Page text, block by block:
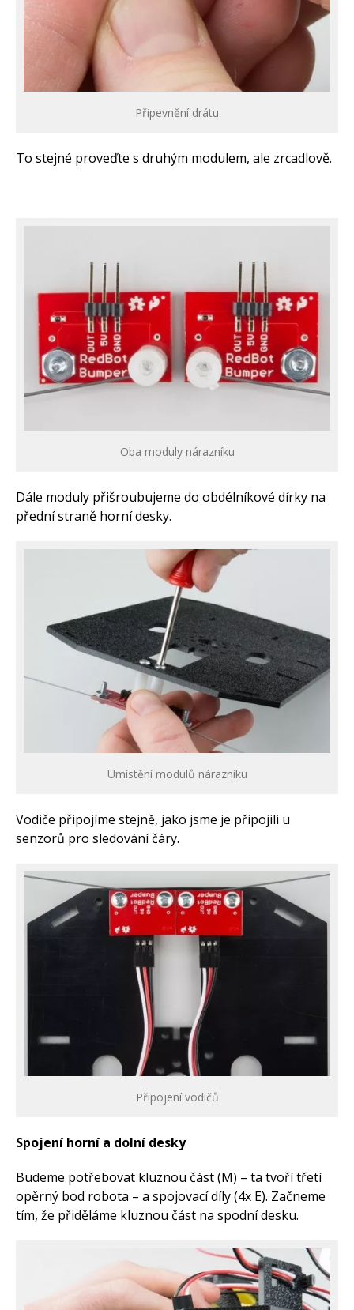
Připevnění drátu
To stejné proveďte s druhým modulem, ale zrcadlově.
Oba moduly nárazníku
Dále moduly přišroubujeme do obdélníkové dírky na
přední straně horní desky.
Umístění modulů nárazníku
Vodiče připojíme stejně, jako jsme je připojili u
senzorů pro sledování čáry.
Připojení vodičů
Spojení horní a dolní desky
Budeme potřebovat kluznou část (M) – ta tvoří třetí
opěrný bod robota – a spojovací díly (4x E). Začneme
tím, že přiděláme kluznou část na spodní desku.